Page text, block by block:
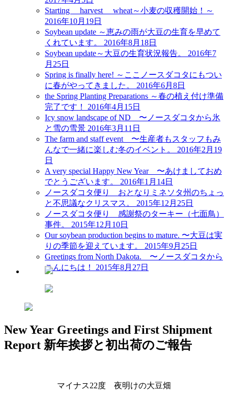
Starting harvest wheat～小麦の収穫開始！～
2016年10月19日
Soybean update ～恵みの雨が大豆の生育を早めて
くれています。
2016年8月18日
Soybean update～大豆の生育状況報告。
2016年7
月25日
Spring is finally here! ～ここノースダコタにもつい
に春がやってきました。
2016年6月8日
the Spring Planting Preparations ～春の植え付け準備
完了です！
2016年4月15日
Icy snow landscape of ND 〜ノースダコタから氷
と雪の雪景 2016年3月11日
The farm and staff event 〜生産者もスタッフもみ
んなで一緒に楽しむ冬のイベント。
2016年2月19
日
A very special Happy New Year 〜あけましておめ
でとうございます。
2016年1月14日
ノースダコタ便り おとなりミネソタ州のちょっ
と不思議なクリスマス。
2015年12月25日
ノースダコタ便り 感謝祭のターキー（七面鳥）
事件。
2015年12月10日
Our soybean production begins to mature. 〜大豆は実
りの季節を迎えています。
2015年9月25日
Greetings from North Dakota. 〜ノースダコタから
こんにちは！
2015年8月27日
New Year Greetings and First Shipment
Report 新年挨拶と初出荷のご報告
マイナス22度 夜明けの大豆畑